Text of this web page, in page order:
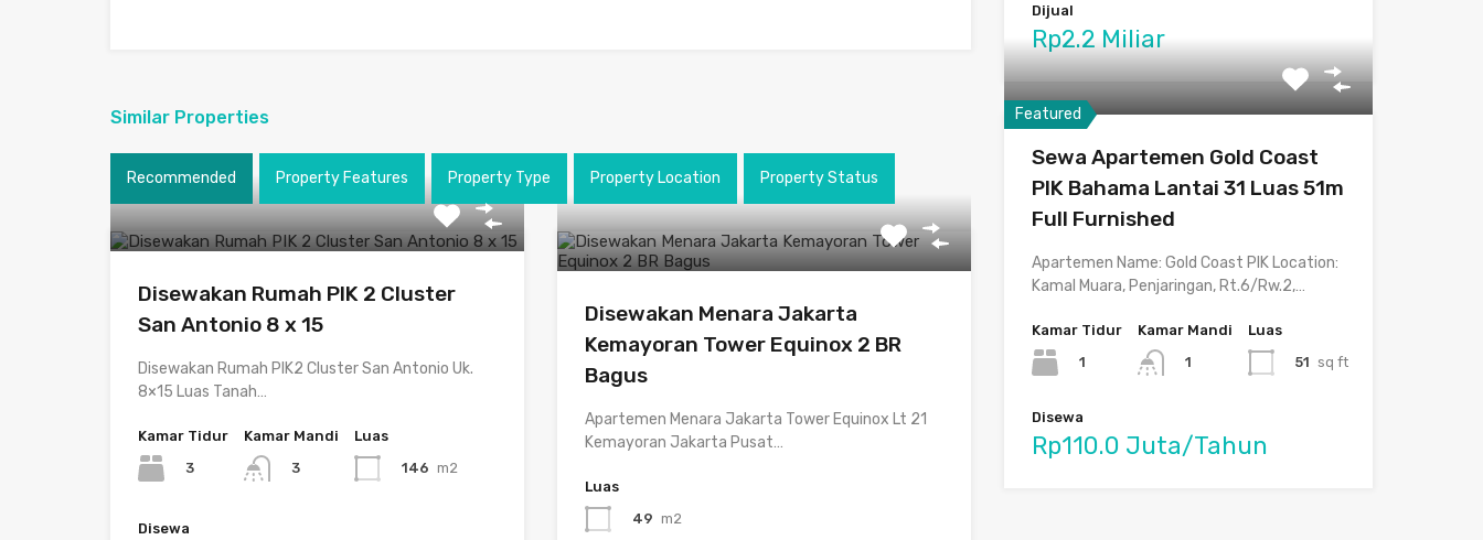
Similar Properties
Recommended Property Features Property Type Property Location Property Status
Disewakan Rumah PIK 2 Cluster
San Antonio 8 x 15
Disewakan Rumah PIK2 Cluster San Antonio Uk.
8×15 Luas Tanah…
Kamar Tidur
3
Kamar Mandi
3
Luas
146 m2
Disewa
Disewakan Menara Jakarta
Kemayoran Tower Equinox 2 BR
Bagus
Apartemen Menara Jakarta Tower Equinox Lt 21
Kemayoran Jakarta Pusat…
Luas
49 m2
Dijual
Rp2.2 Miliar
Featured
Sewa Apartemen Gold Coast
PIK Bahama Lantai 31 Luas 51m
Full Furnished
Apartemen Name: Gold Coast PIK Location:
Kamal Muara, Penjaringan, Rt.6/Rw.2,…
Kamar Tidur
1
Kamar Mandi
1
Luas
51 sq ft
Disewa
Rp110.0 Juta/Tahun